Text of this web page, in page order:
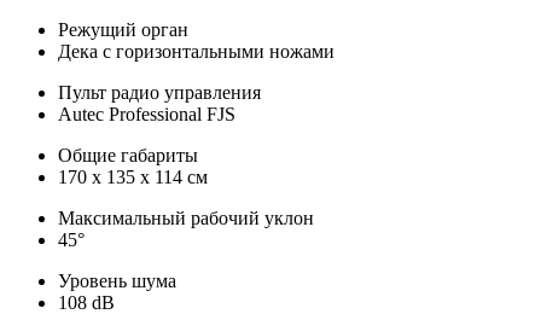
Режущий орган
Дека с горизонтальными ножами
Пульт радио управления
Autec Professional FJS
Общие габариты
170 x 135 x 114 см
Максимальный рабочий уклон
45°
Уровень шума
108 dB